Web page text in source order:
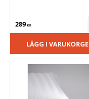
289KR
LÄGG I